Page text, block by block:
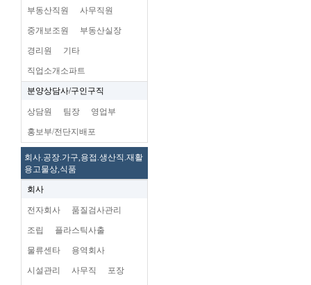
부동산직원 사무직원
중개보조원 부동산실장
경리원 기타
직업소개소파트
분양상담사/구인구직
상담원 팀장 영업부
홍보부/전단지배포
회사.공장.가구,용접.생산직.재활
용고물상,식품
회사
전자회사 품질검사관리
조립 플라스틱사출
물류센타 용역회사
시설관리 사무직 포장